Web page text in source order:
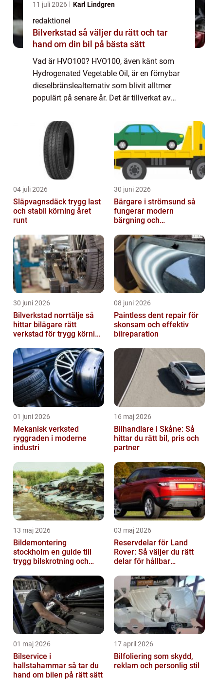
11 juli 2026 Karl Lindgren
redaktionel
Bilverkstad så väljer du rätt och tar
hand om din bil på bästa sätt
Vad är HVO100? HVO100, även känt som
Hydrogenated Vegetable Oil, är en förnybar
dieselbränslealternativ som blivit alltmer
populärt på senare år. Det är tillverkat av
genom en process som kallas hydrogeneri...
04 juli 2026
Släpvagnsdäck trygg last
och stabil körning året
runt
30 juni 2026
Bärgare i strömsund så
fungerar modern
bärgning och
30 juni 2026
Bilverkstad norrtälje så
hittar bilägare rätt
verkstad för trygg körning
08 juni 2026
Paintless dent repair för
skonsam och effektiv
bilreparation
01 juni 2026
Mekanisk verksted
ryggraden i moderne
industri
16 maj 2026
Bilhandlare i Skåne: Så
hittar du rätt bil, pris och
partner
13 maj 2026
Bildemontering
stockholm en guide till
trygg bilskrotning och
03 maj 2026
Reservdelar för Land
Rover: Så väljer du rätt
delar för hållbar
01 maj 2026
Bilservice i
hallstahammar så tar du
hand om bilen på rätt sätt
17 april 2026
Bilfoliering som skydd,
reklam och personlig stil